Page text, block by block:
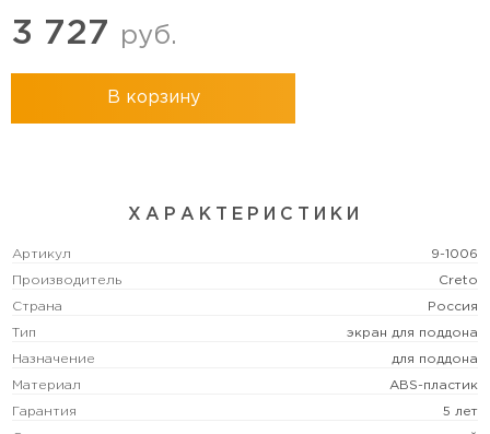
3 727 руб.
В корзину
ХАРАКТЕРИСТИКИ
Артикул 9-1006
Производитель Creto
Страна Россия
Тип экран для поддона
Назначение для поддона
Материал ABS-пластик
Гарантия 5 лет